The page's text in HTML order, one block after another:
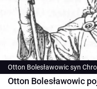
Otton Bolesławowic syn
Otton Bolesławowic